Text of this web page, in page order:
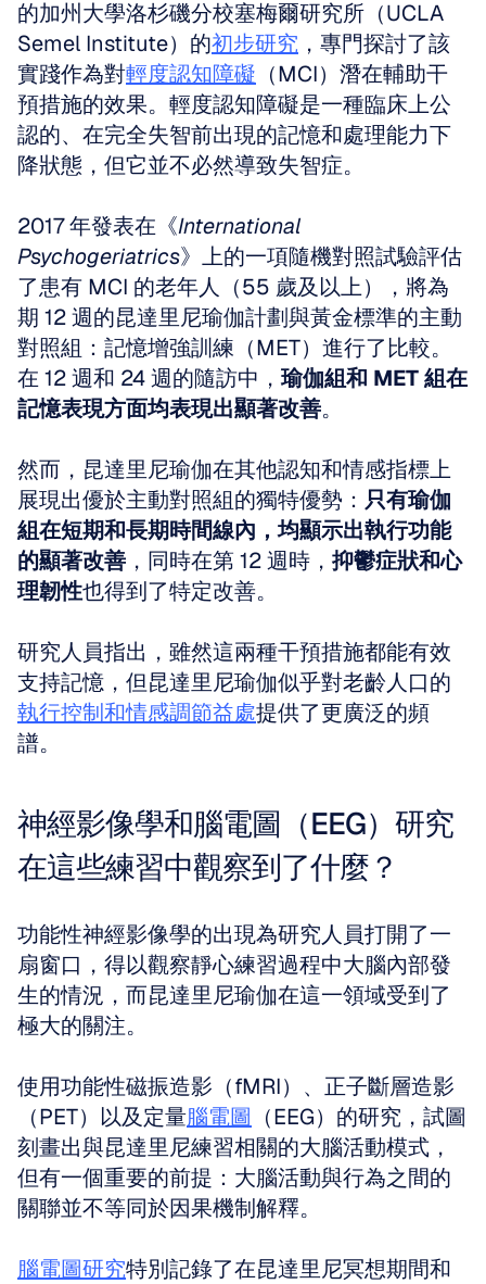
的加州大學洛杉磯分校塞梅爾研究所（UCLA
Semel Institute）的初步研究 ，專門探討了該
實踐作為對輕度認知障礙 （MCI）潛在輔助干
預措施的效果。輕度認知障礙是一種臨床上公
認的、在完全失智前出現的記憶和處理能力下
降狀態，但它並不必然導致失智症。
2017 年發表在《International
Psychogeriatrics》上的一項隨機對照試驗評估
了患有 MCI 的老年人（55 歲及以上），將為
期 12 週的昆達里尼瑜伽計劃與黃金標準的主動
對照組：記憶增強訓練（MET）進行了比較。
在 12 週和 24 週的隨訪中， 瑜伽組和 MET 組在
記憶表現方面均表現出顯著改善。
然而，昆達里尼瑜伽在其他認知和情感指標上
展現出優於主動對照組的獨特優勢： 只有瑜伽
組在短期和長期時間線內，均顯示出執行功能
的顯著改善 ，同時在第 12 週時， 抑鬱症狀和心
理韌性也得到了特定改善。
研究人員指出，雖然這兩種干預措施都能有效
支持記憶，但昆達里尼瑜伽似乎對老齡人口的
執行控制和情感調節益處提供了更廣泛的頻
譜。
神經影像學和腦電圖（EEG）研究
在這些練習中觀察到了什麼？
功能性神經影像學的出現為研究人員打開了一
扇窗口，得以觀察靜心練習過程中大腦內部發
生的情況，而昆達里尼瑜伽在這一領域受到了
極大的關注。
使用功能性磁振造影（fMRI）、正子斷層造影
（PET）以及定量腦電圖 （EEG）的研究，試圖
刻畫出與昆達里尼練習相關的大腦活動模式，
但有一個重要的前提：大腦活動與行為之間的
關聯並不等同於因果機制解釋。
腦電圖研究特別記錄了在昆達里尼冥想期間和